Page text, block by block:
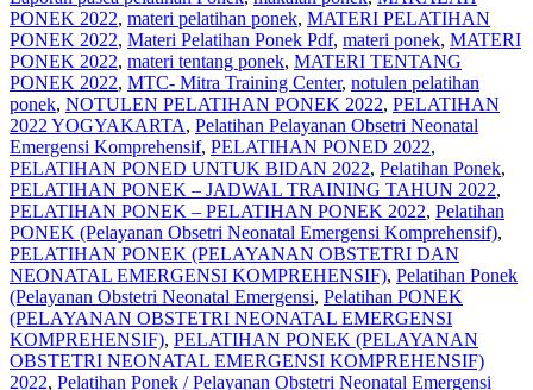
PONEK 2022, materi pelatihan ponek, MATERI PELATIHAN
PONEK 2022, Materi Pelatihan Ponek Pdf, materi ponek, MATERI
PONEK 2022, materi tentang ponek, MATERI TENTANG
PONEK 2022, MTC- Mitra Training Center, notulen pelatihan
ponek, NOTULEN PELATIHAN PONEK 2022, PELATIHAN
2022 YOGYAKARTA, Pelatihan Pelayanan Obsetri Neonatal
Emergensi Komprehensif, PELATIHAN PONED 2022,
PELATIHAN PONED UNTUK BIDAN 2022, Pelatihan Ponek,
PELATIHAN PONEK – JADWAL TRAINING TAHUN 2022,
PELATIHAN PONEK – PELATIHAN PONEK 2022, Pelatihan
PONEK (Pelayanan Obsetri Neonatal Emergensi Komprehensif),
PELATIHAN PONEK (PELAYANAN OBSTETRI DAN
NEONATAL EMERGENSI KOMPREHENSIF), Pelatihan Ponek
(Pelayanan Obstetri Neonatal Emergensi, Pelatihan PONEK
(PELAYANAN OBSTETRI NEONATAL EMERGENSI
KOMPREHENSIF), PELATIHAN PONEK (PELAYANAN
OBSTETRI NEONATAL EMERGENSI KOMPREHENSIF)
2022, Pelatihan Ponek / Pelayanan Obstetri Neonatal Emergensi